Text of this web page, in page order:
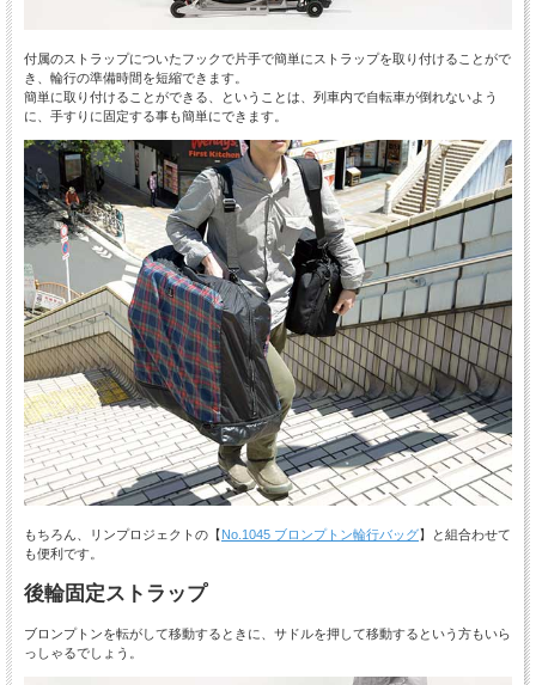
付属のストラップについたフックで片手で簡単にストラップを取り付けることがで
き、輪行の準備時間を短縮できます。
簡単に取り付けることができる、ということは、列車内で自転車が倒れないよう
に、手すりに固定する事も簡単にできます。
もちろん、リンプロジェクトの【No.1045 ブロンプトン輪行バッグ】と組合わせて
も便利です。
後輪固定ストラップ
ブロンプトンを転がして移動するときに、サドルを押して移動するという方もいら
っしゃるでしょう。